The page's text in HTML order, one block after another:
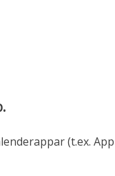
(t.ex.